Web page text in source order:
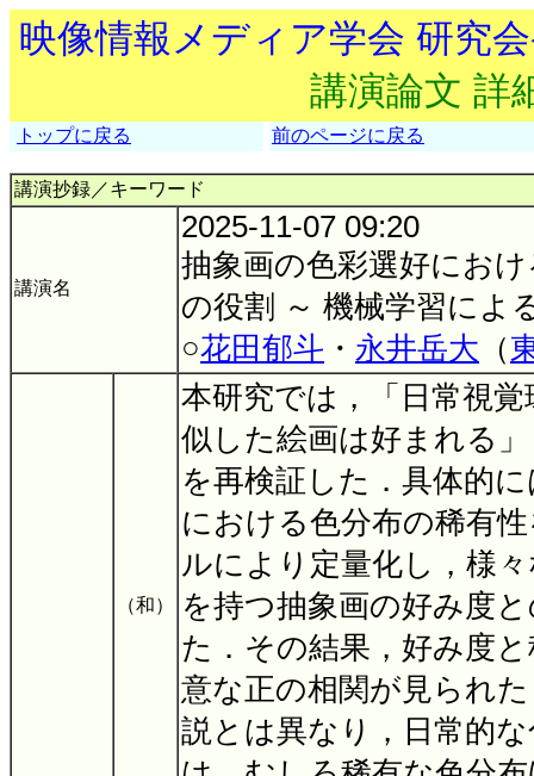
映像情報メディア学会 研究
講演論文 詳
トップに戻る 前のページに戻る
講演抄録／キーワード
講演名
2025-11-07 09:20
抽象画の色彩選好にお
の役割 ～ 機械学習によ
○花田郁斗 ・ 永井岳大 （
（和）
本研究では，「日常視
似した絵画は好まれる
を再検証した．具体的
における色分布の稀有
ルにより定量化し，様
を持つ抽象画の好み度
た．その結果，好み度
意な正の相関が見られ
説とは異なり，日常的